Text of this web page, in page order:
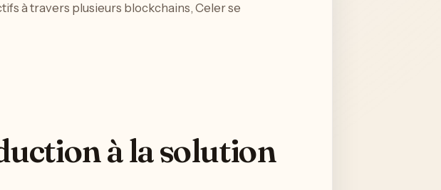
à travers plusieurs blockchains, Celer se
à la solution